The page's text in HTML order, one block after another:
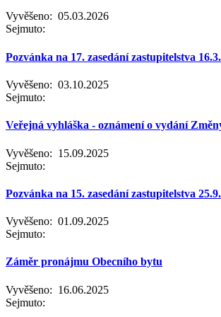
Vyvěšeno: 05.03.2026
Sejmuto:
Pozvánka na 17. zasedání zastupitelstva
Vyvěšeno: 03.10.2025
Sejmuto:
Veřejná vyhláška - oznámení o vydání
Vyvěšeno: 15.09.2025
Sejmuto:
Pozvánka na 15. zasedání zastupitelstva
Vyvěšeno: 01.09.2025
Sejmuto:
Záměr pronájmu Obecního bytu
Vyvěšeno: 16.06.2025
Sejmuto: